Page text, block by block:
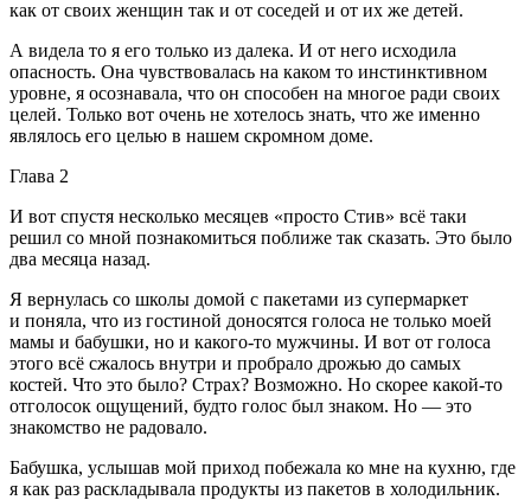
как от своих женщин так и от соседей и от их же детей.
А видела то я его только из далека. И от него исходила
опасность. Она чувствовалась на каком то инстинктивном
уровне, я осознавала, что он способен на многое ради своих
целей. Только вот очень не хотелось знать, что же именно
являлось его целью в нашем скромном доме.
Глава 2
И вот спустя несколько месяцев «просто Стив» всё таки
решил со мной познакомиться поближе так сказать. Это было
два месяца назад.
Я вернулась со школы домой с пакетами из супермаркет
и поняла, что из гостиной доносятся голоса не только моей
мамы и бабушки, но и какого-то мужчины. И вот от голоса
этого всё сжалось внутри и пробрало дрожью до самых
костей. Что это было? Страх? Возможно. Но скорее какой-то
отголосок ощущений, будто голос был знаком. Но — это
знакомство не радовало.
Бабушка, услышав мой приход побежала ко мне на кухню, где
я как раз раскладывала продукты из пакетов в холодильник.